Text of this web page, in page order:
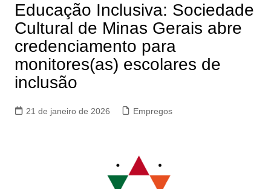
Educação Inclusiva: Sociedade
Cultural de Minas Gerais abre
credenciamento para
monitores(as) escolares de
inclusão
21 de janeiro de 2026 Empregos